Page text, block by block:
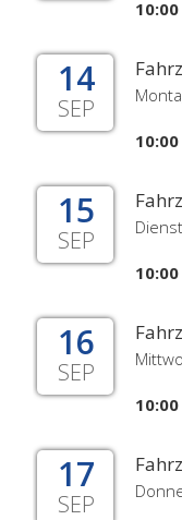
14
SEP
15
SEP
16
SEP
17
SEP